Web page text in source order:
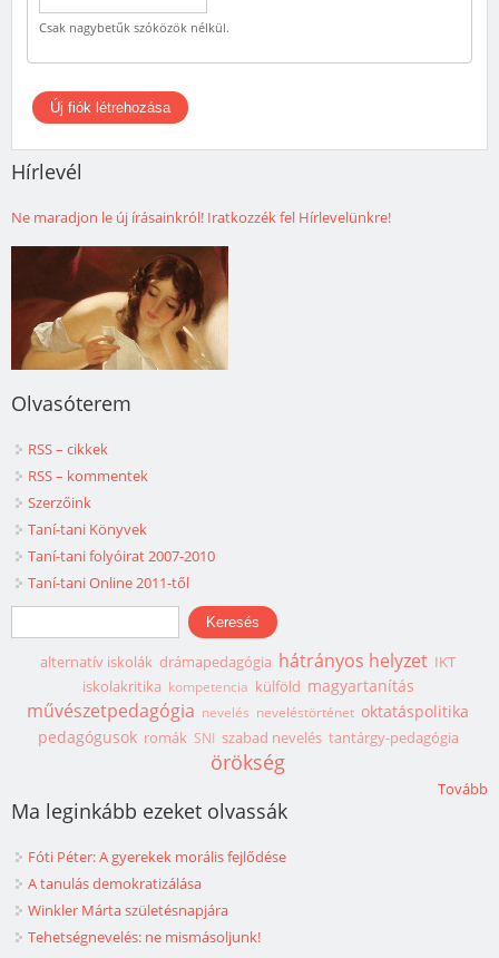
Csak nagybetűk szóközök nélkül.
Hírlevél
Ne maradjon le új írásainkról! Iratkozzék fel Hírlevelünkre!
Olvasóterem
RSS – cikkek
RSS – kommentek
Szerzőink
Taní-tani Könyvek
Taní-tani folyóirat 2007-2010
Taní-tani Online 2011-től
Keresés űrlap
Keresés
alternatív iskolák drámapedagógia hátrányos helyzet IKT
iskolakritika kompetencia külföld magyartanítás
művészetpedagógia nevelés neveléstörténet oktatáspolitika
pedagógusok romák SNI szabad nevelés tantárgy-pedagógia
örökség
Tovább
Ma leginkább ezeket olvassák
Fóti Péter: A gyerekek morális fejlődése
A tanulás demokratizálása
Winkler Márta születésnapjára
Tehetségnevelés: ne mismásoljunk!